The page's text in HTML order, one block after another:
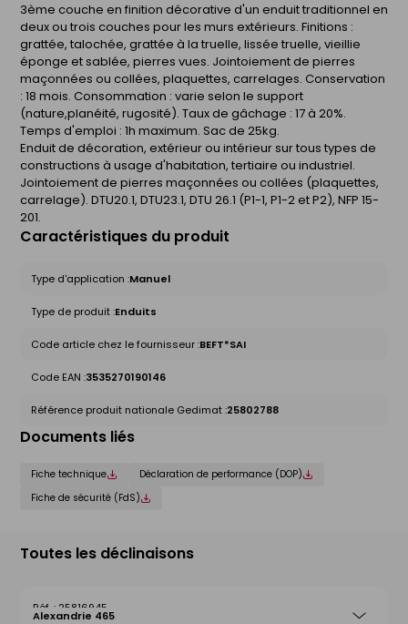
3ème couche en finition décorative d'un enduit traditionnel en
deux ou trois couches pour les murs extérieurs. Finitions :
grattée, talochée, grattée à la truelle, lissée truelle, vieillie
éponge et sablée, pierres vues. Jointoiement de pierres
maçonnées ou collées, plaquettes, carrelages. Conservation
: 18 mois. Consommation : varie selon le support
(nature,planéité, rugosité). Taux de gâchage : 17 à 20%.
Temps d'emploi : 1h maximum. Sac de 25kg.
Enduit de décoration, extérieur ou intérieur sur tous types de
constructions à usage d'habitation, tertiaire ou industriel.
Jointoiement de pierres maçonnées ou collées (plaquettes,
carrelage). DTU20.1, DTU23.1, DTU 26.1 (P1-1, P1-2 et P2), NFP 15-
201.
Caractéristiques du produit
Type d'application :Manuel
Type de produit :Enduits
Code article chez le fournisseur :BEFT*SAI
Code EAN :3535270190146
Référence produit nationale Gedimat :25802788
Documents liés
Fiche technique
Déclaration de performance (DOP)
Fiche de sécurité (FdS)
Toutes les déclinaisons
25816945
Alexandrie 465